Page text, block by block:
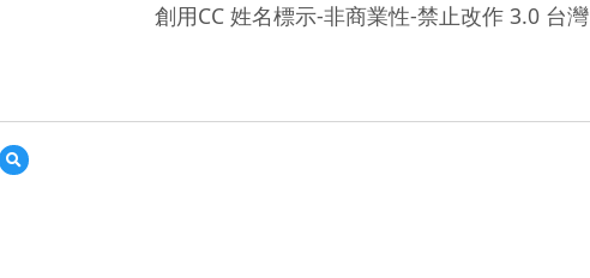
創用CC 姓名標示-非商業性-禁止改作 3.0 台灣
預
覽